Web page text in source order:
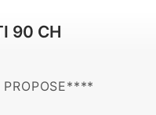
90 CH